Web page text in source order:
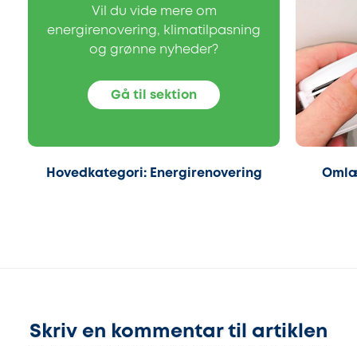
Vil du vide mere om
energirenovering, klimatilpasning
og grønne nyheder?
Gå til sektion
Hovedkategori: Energirenovering
Skriv en kommentar til artiklen